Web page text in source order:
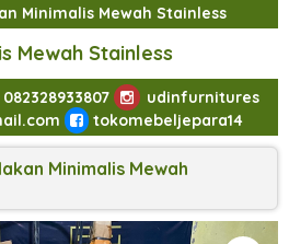
Minimalis Mewah Stainless
Mewah Stainless
082328933807
udinfurnitures
tokomebeljepara14
Minimalis Mewah